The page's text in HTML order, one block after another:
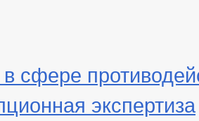
сфере
экспертиза